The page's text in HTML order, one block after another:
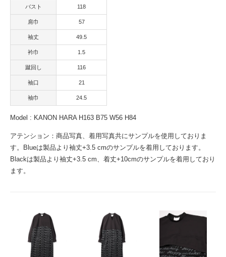
バスト 118
肩巾 57
袖丈 49.5
衿巾 1.5
蹴回し 116
袖口 21
袖巾 24.5
Model : KANON HARA H163 B75 W56 H84
アテンション：商品写真、着用写真共にサンプルを使用しておりま
す。Blueは製品より袖丈+3.5 cmのサンプルを着用しております。
Blackは製品より袖丈+3.5 cm、着丈+10cmのサンプルを着用しており
ます。